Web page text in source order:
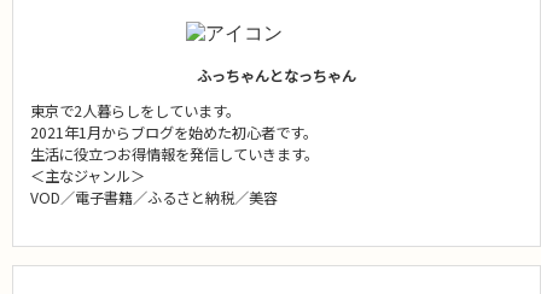
ふっちゃんとなっちゃん
東京で2人暮らしをしています。
2021年1月からブログを始めた初心者です。
生活に役立つお得情報を発信していきます。
＜主なジャンル＞
VOD／電子書籍／ふるさと納税／美容